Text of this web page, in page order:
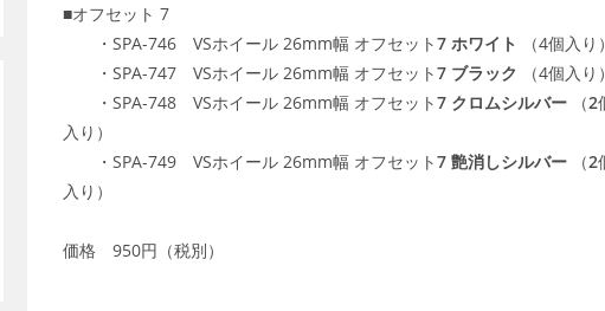
■オフセット 7
・SPA-746 VSホイール 26mm幅 オフセット7 ホワイト
（4個入り）
・SPA-747 VSホイール 26mm幅 オフセット7 ブラック
（4個入り）
・SPA-748 VSホイール 26mm幅 オフセット7 クロムシルバー （2
入り）
・SPA-749 VSホイール 26mm幅 オフセット7 艶消しシルバー （2
入り）
価格 950円（税別）